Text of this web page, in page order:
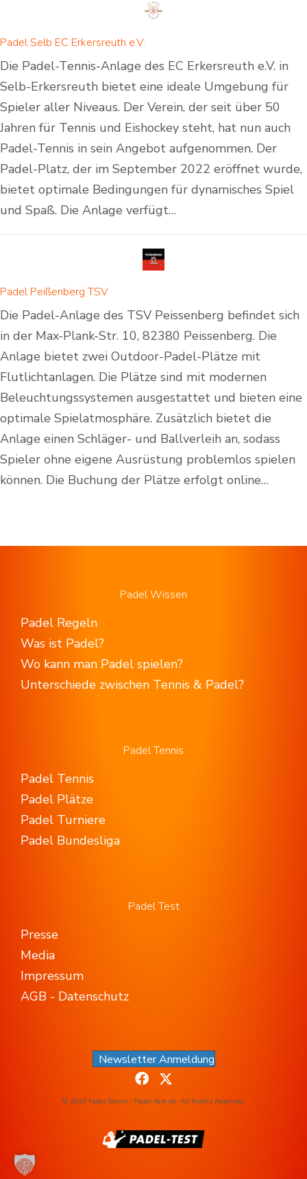
Padel Selb EC Erkersreuth e.V.
Die Padel-Tennis-Anlage des EC Erkersreuth e.V. in
Selb-Erkersreuth bietet eine ideale Umgebung für
Spieler aller Niveaus. Der Verein, der seit über 50
Jahren für Tennis und Eishockey steht, hat nun auch
Padel-Tennis in sein Angebot aufgenommen. Der
Padel-Platz, der im September 2022 eröffnet wurde,
bietet optimale Bedingungen für dynamisches Spiel
und Spaß. Die Anlage verfügt…
Padel Peißenberg TSV
Die Padel-Anlage des TSV Peissenberg befindet sich
in der Max-Plank-Str. 10, 82380 Peissenberg. Die
Anlage bietet zwei Outdoor-Padel-Plätze mit
Flutlichtanlagen. Die Plätze sind mit modernen
Beleuchtungssystemen ausgestattet und bieten eine
optimale Spielatmosphäre. Zusätzlich bietet die
Anlage einen Schläger- und Ballverleih an, sodass
Spieler ohne eigene Ausrüstung problemlos spielen
können. Die Buchung der Plätze erfolgt online…
Padel Wissen
Padel Regeln
Was ist Padel?
Wo kann man Padel spielen?
Unterschiede zwischen Tennis & Padel?
Padel Tennis
Padel Tennis
Padel Plätze
Padel Turniere
Padel Bundesliga
Padel Test
Presse
Media
Impressum
AGB - Datenschutz
Newsletter Anmeldung
© 2024 Padel Tennis - Padel-Test.de. All Rights Reserved.